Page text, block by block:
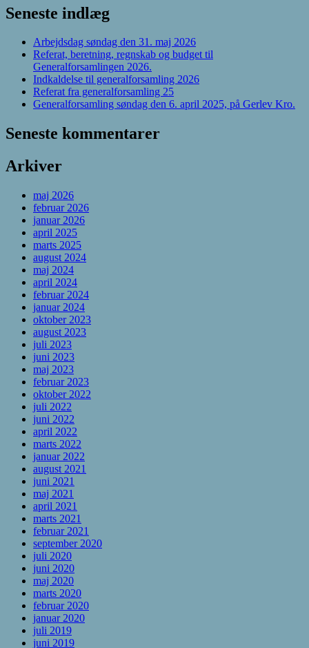
Seneste indlæg
Arbejdsdag søndag den 31. maj 2026
Referat, beretning, regnskab og budget til
Generalforsamlingen 2026.
Indkaldelse til generalforsamling 2026
Referat fra generalforsamling 25
Generalforsamling søndag den 6. april 2025, på Gerlev Kro.
Seneste kommentarer
Arkiver
maj 2026
februar 2026
januar 2026
april 2025
marts 2025
august 2024
maj 2024
april 2024
februar 2024
januar 2024
oktober 2023
august 2023
juli 2023
juni 2023
maj 2023
februar 2023
oktober 2022
juli 2022
juni 2022
april 2022
marts 2022
januar 2022
august 2021
juni 2021
maj 2021
april 2021
marts 2021
februar 2021
september 2020
juli 2020
juni 2020
maj 2020
marts 2020
februar 2020
januar 2020
juli 2019
juni 2019